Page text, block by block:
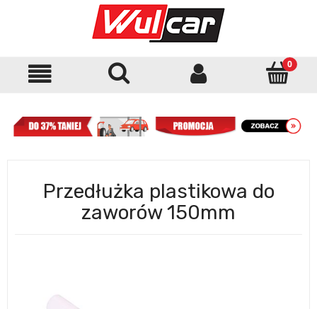
Przedłużka plastikowa do
zaworów 150mm